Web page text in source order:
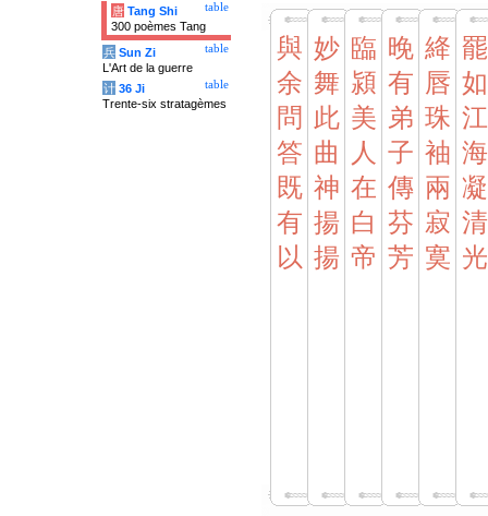
與
余
問
答
既
有
以
妙
舞
此
曲
神
揚
揚
臨
潁
美
人
在
白
帝
晚
有
弟
子
傳
芬
芳
絳
唇
珠
袖
兩
寂
寞
罷
如
江
海
凝
清
光
table
唐 Tang Shi
300 poèmes Tang
table
兵 Sun Zi
L'Art de la guerre
table
计 36 Ji
Trente-six stratagèmes